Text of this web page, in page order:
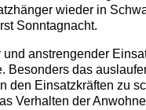
wieder in
Sonntagnacht.
und anstrengender
Besonders das
den Einsatzkräften zu
Verhalten der